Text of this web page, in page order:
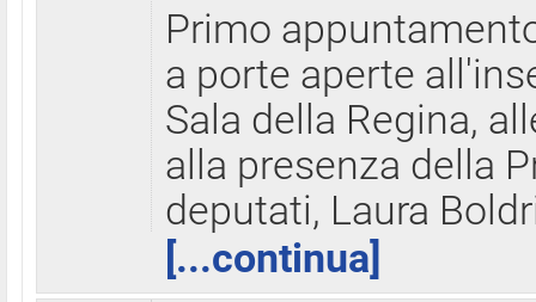
Primo
a porte aperte
Sala della Regina,
alla presenza della
deputati, Laura
[...continua]